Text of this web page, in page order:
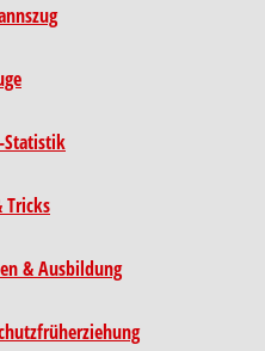
Statistik
Tricks
& Ausbildung